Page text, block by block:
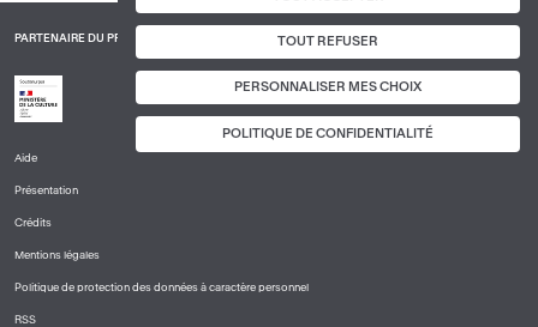
TOUT REFUSER
PERSONNALISER MES CHOIX
POLITIQUE DE CONFIDENTIALITÉ
PARTENAIRE DU PROJET
DE
PAGE
1
Aide
Présentation
Crédits
Mentions légales
Politique de protection des données à caractère personnel
RSS